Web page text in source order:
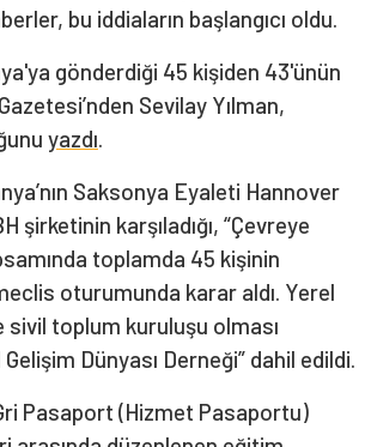
bu iddiaların başlangıcı oldu.
gönderdiği 45 kişiden 43'ünün
Sevilay Yılman,
yazdı.
Saksonya Eyaleti Hannover
karşıladığı, “Çevreye
toplamda 45 kişinin
oturumunda karar aldı. Yerel
toplum kuruluşu olması
Dünyası Derneği” dahil edildi.
Pasaport (Hizmet Pasaportu)